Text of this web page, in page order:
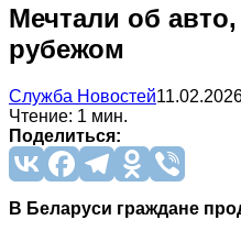
Мечтали об
рубежом
Служба Новостей
Чтение: 1 мин.
Поделиться:
В Беларуси граждане